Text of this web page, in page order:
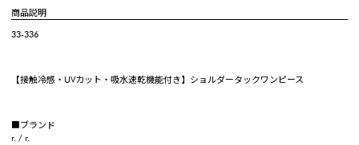
商品説明
33-336
【接触冷感・UVカット・吸水速乾機能付き】ショルダータックワンピース
■ブランド
r. / r.